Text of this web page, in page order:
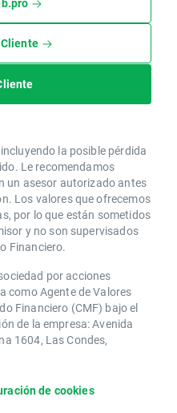
la posible pérdida
Le recomendamos
un asesor autorizado antes
Los valores que ofrecemos
por lo que están sometidos
y no son supervisados
Financiero.
por acciones
como Agente de Valores
Financiero (CMF) bajo el
de la empresa: Avenida
1604, Las Condes,
de cookies